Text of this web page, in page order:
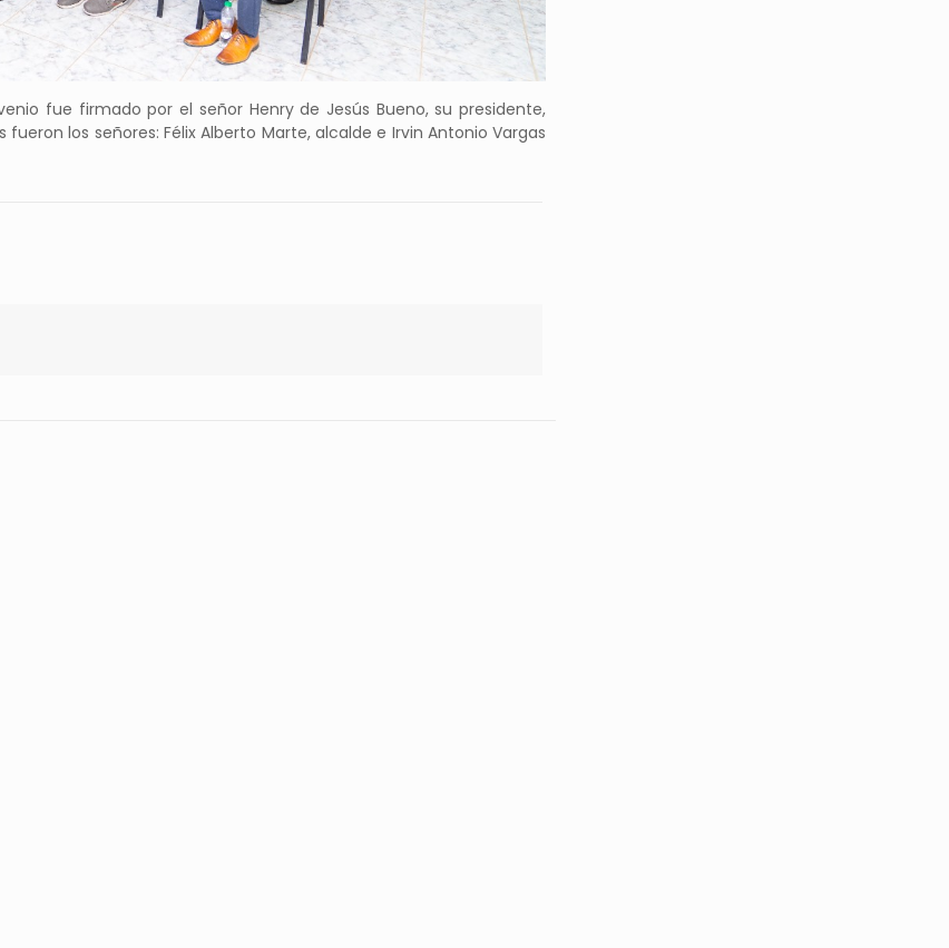
fue firmado por el señor Henry de Jesús Bueno, su presidente,
los señores: Félix Alberto Marte, alcalde e Irvin Antonio Vargas